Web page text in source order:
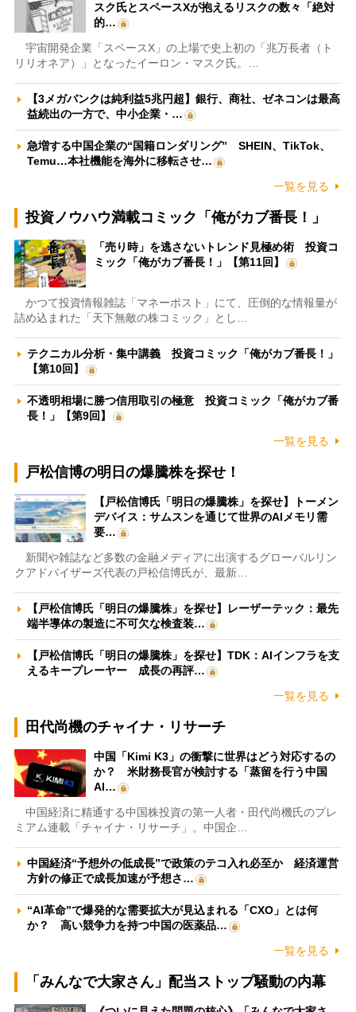
スク氏とスペースXが抱えるリスクの数々「絶対
的…
宇宙開発企業「スペースX」の上場で史上初の「兆万長者（ト
リリオネア）」となったイーロン・マスク氏。…
【3メガバンクは純利益5兆円超】銀行、商社、ゼネコンは最高
益続出の一方で、中小企業・…
急増する中国企業の“国籍ロンダリング” SHEIN、TikTok、
Temu…本社機能を海外に移転させ…
一覧を見る
投資ノウハウ満載コミック「俺がカブ番長！」
「売り時」を逃さないトレンド見極め術 投資コ
ミック「俺がカブ番長！」【第11回】
かつて投資情報雑誌「マネーポスト」にて、圧倒的な情報量が
詰め込まれた「天下無敵の株コミック」とし…
テクニカル分析・集中講義 投資コミック「俺がカブ番長！」
【第10回】
不透明相場に勝つ信用取引の極意 投資コミック「俺がカブ番
長！」【第9回】
一覧を見る
戸松信博の明日の爆騰株を探せ！
【戸松信博氏「明日の爆騰株」を探せ】トーメン
デバイス：サムスンを通じて世界のAIメモリ需
要…
新聞や雑誌など多数の金融メディアに出演するグローバルリン
クアドバイザーズ代表の戸松信博氏が、最新…
【戸松信博氏「明日の爆騰株」を探せ】レーザーテック：最先
端半導体の製造に不可欠な検査装…
【戸松信博氏「明日の爆騰株」を探せ】TDK：AIインフラを支
えるキープレーヤー 成長の再評…
一覧を見る
田代尚機のチャイナ・リサーチ
中国「Kimi K3」の衝撃に世界はどう対応するの
か？ 米財務長官が検討する「蒸留を行う中国
AI…
中国経済に精通する中国株投資の第一人者・田代尚機氏のプレ
ミアム連載「チャイナ・リサーチ」。中国企…
中国経済“予想外の低成長”で政策のテコ入れ必至か 経済運営
方針の修正で成長加速が予想さ…
“AI革命”で爆発的な需要拡大が見込まれる「CXO」とは何
か？ 高い競争力を持つ中国の医薬品…
一覧を見る
「みんなで大家さん」配当ストップ騒動の内幕